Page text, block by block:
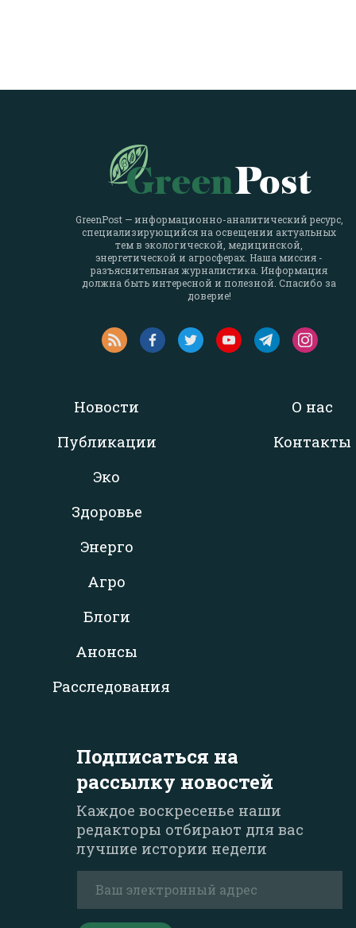
GreenPost — информационно-аналитический ресурс,
специализирующийся на освещении актуальных
тем в экологической, медицинской,
энергетической и агросферах. Наша миссия -
разъяснительная журналистика. Информация
должна быть интересной и полезной. Спасибо за
доверие!
Новости
Публикации
Эко
Здоровье
Энерго
Агро
Блоги
Анонсы
Расследования
О нас
Контакты
Подписаться на
рассылку новостей
Каждое воскресенье наши
редакторы отбирают для вас
лучшие истории недели